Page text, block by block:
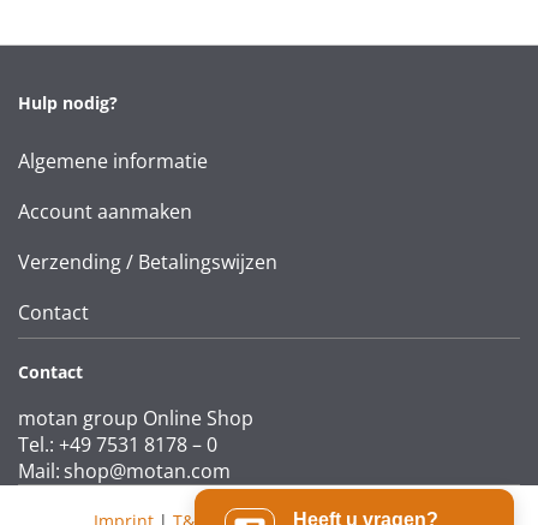
Heeft u vragen?
Hulp nodig?
Algemene informatie
Account aanmaken
Verzending / Betalingswijzen
Contact
Contact
motan group Online Shop
Tel.: +49 7531 8178 – 0
Mail: shop@motan.com